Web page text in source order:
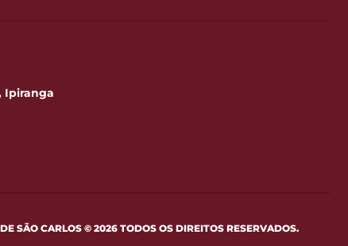
Ipiranga
SÃO CARLOS © 2026 TODOS OS DIREITOS RESERVADOS.